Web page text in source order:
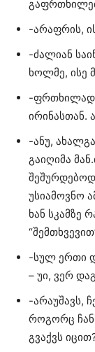
-არაფრის,
-ძალიან
ხოლმე, ისე
-ფრთხილად
ირინასთან.
-ანუ,
გაიღიმა
უსიამოვნო
ხან სკამზე
-სულ ერთი
– უი, ვერ
-არაუშავს,
როგორც
გვაქვს